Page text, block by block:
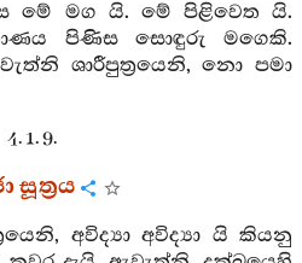
මේ මග යි. මේ පිළිවෙත යි.
පිණිස සොඳුරු මගෙකි.
ශාරීපුත්‍රයෙනි, නො පමා
4. 1. 9.
සූත්‍රය
අවිද්‍යා අවිද්‍යා යි කියනු